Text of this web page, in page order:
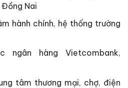
Nai
hành chính, hệ thống trường
ngân hàng Vietcombank,
tâm thương mại, chợ, điện